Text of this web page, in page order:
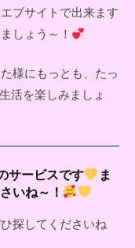
ブサイトで出来ます
しょう～！
様にもっとも、たっ
活を楽しみましょ
サービスです
ま
いね～！
探してくださいね